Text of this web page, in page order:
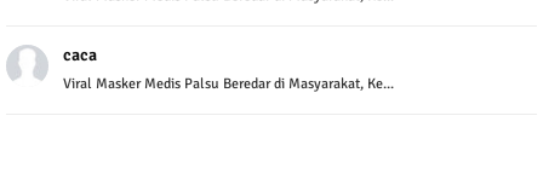
caca
Viral Masker Medis Palsu Beredar di Masyarakat, Ke...